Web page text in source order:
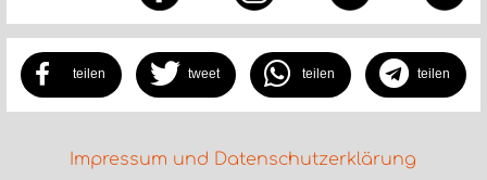
teilen tweet teilen teilen
Impressum und Datenschutzerklärung